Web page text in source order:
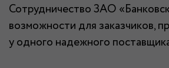
Сотрудничество ЗАО
возможности для заказчиков,
у одного надежного